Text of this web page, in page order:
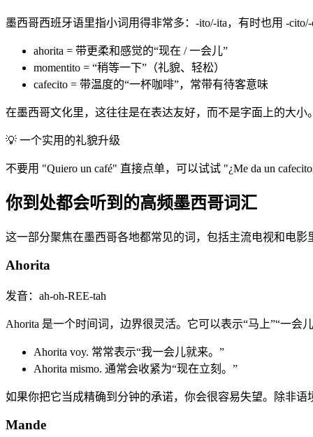
墨西哥西班牙语里指小词用得非常多：-ito/-ita，有时也用 -
ahorita = 带更柔和感觉的“现在 / 一会儿”
momentito = “稍等一下”（礼貌、轻松）
cafecito = 带温度的“一杯咖啡”，常带有待客意味
在墨西哥文化里，这往往是在表达友好，而不是字面上的大小。
💡 一个实用的礼貌升级
不要用 "Quiero un café" 直接点单，可以试试 "¿Me da un
你到处都会听到的高频墨西哥词汇
这一部分聚焦在墨西哥各地都常见的词，包括主流电视和电
Ahorita
发音：ah-oh-REE-tah
Ahorita 是一个时间词，边界很灵活。它可以表示“马上”“一会
Ahorita voy. 常常表示“我一会儿就来。”
Ahorita mismo. 通常会收紧为“现在立刻。”
如果你把它当成精确到分钟的承诺，你会很容易失望。除非语
Mande